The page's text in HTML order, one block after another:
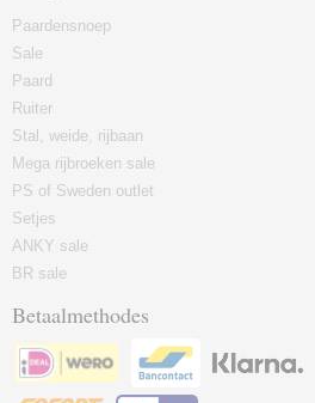
Paardensnoep
Sale
Paard
Ruiter
Stal, weide, rijbaan
Mega rijbroeken sale
PS of Sweden outlet
Setjes
ANKY sale
BR sale
Betaalmethodes